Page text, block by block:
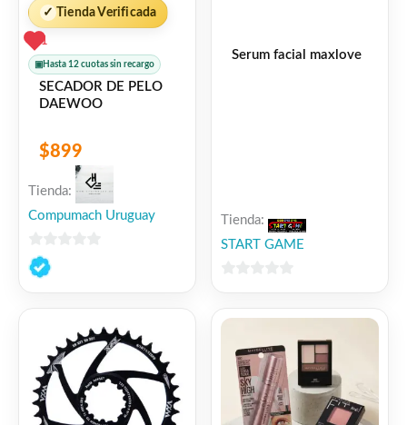
✓ Tienda Verificada
1
▣ Hasta 12 cuotas sin recargo
SECADOR DE PELO
DAEWOO
$899
Tienda:
Compumach Uruguay
0
de
Serum facial maxlove
Tienda:
START GAME
5